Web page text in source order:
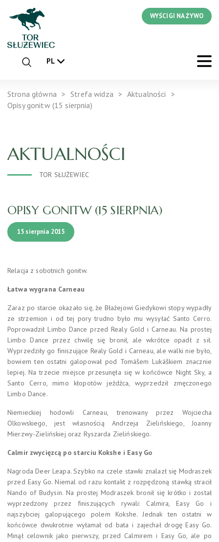
WYŚCIGI NA ŻYWO
PL
Strona główna Strefa widza
Aktualności
Opisy gonitw (15 sierpnia)
AKTUALNOŚCI
TOR SŁUŻEWIEC
OPISY GONITW (15 SIERPNIA)
15 sierpnia 2015
Relacja z sobotnich gonitw.
Łatwa wygrana Carneau
Zaraz po starcie okazało się, że Błażejowi Giedykowi stopy wypadły
ze strzemion i od tej pory trudno było mu wysyłać Santo Cerro.
Poprowadził Limbo Dance przed Realy Gold i Carneau. Na prostej
Limbo Dance przez chwilę się bronił, ale wkrótce opadł z sił.
Wyprzedziły go finiszujące Realy Gold i Carneau, ale walki nie było,
bowiem ten ostatni galopował pod Tomášem Lukáškiem znacznie
lepiej. Na trzecie miejsce przesunęła się w końcówce Night Sky, a
Santo Cerro, mimo kłopotów jeźdźca, wyprzedził zmęczonego
Limbo Dance.
Niemieckiej hodowli Carneau, trenowany przez Wojciecha
Olkowskiego, jest własnością Andrzeja Zielińskiego, Joanny
Mierzwy-Zielińskiej oraz Ryszarda Zielińskiego.
Calmir zwycięzcą po starciu Kokshe i Easy Go
Nagroda Deer Leapa. Szybko na czele stawki znalazł się Modraszek
przed Easy Go. Niemal od razu kontakt z rozpędzoną stawką stracił
Nando of Budysin. Na prostej Modraszek bronił się krótko i został
wyprzedzony przez finiszujących rywali: Calmira, Easy Go i
najszybciej galopującego polem Kokshe. Jednak ten ostatni w
końcówce dwukrotnie wyłamał od bata i zajechał drogę Easy Go.
Minął celownik jako pierwszy, przed Calmirem i Easy Go, ale po